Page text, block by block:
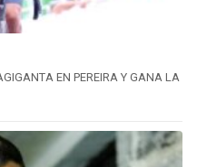
EN PEREIRA Y GANA LA